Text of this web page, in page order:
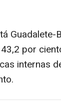
Guadalete-
por
internas